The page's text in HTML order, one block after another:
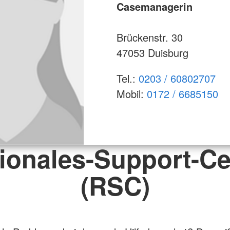
Casemanagerin
Brückenstr. 30
47053 Duisburg
Tel.: 0203 / 60802707
Mobil: 0172 / 6685150
Support-
(RSC)